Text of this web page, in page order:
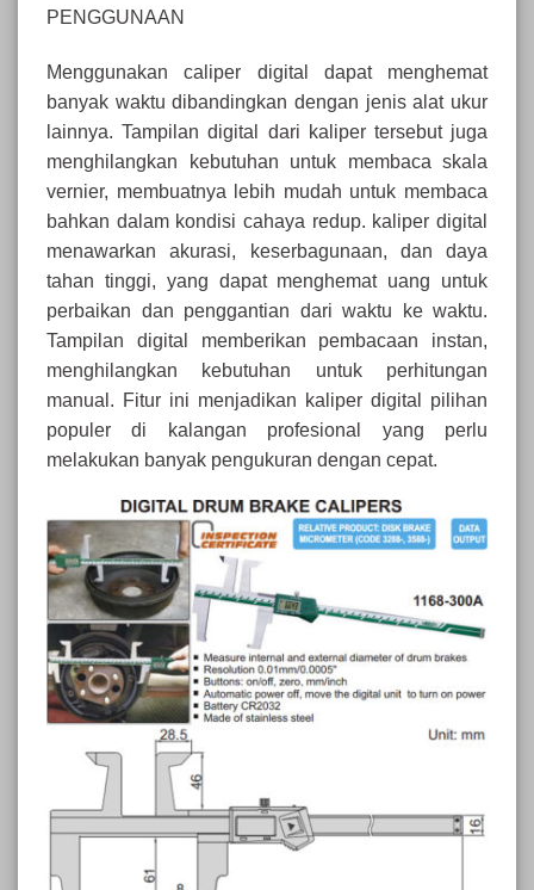
PENGGUNAAN
Menggunakan caliper digital dapat menghemat
banyak waktu dibandingkan dengan jenis alat ukur
lainnya. Tampilan digital dari kaliper tersebut juga
menghilangkan kebutuhan untuk membaca skala
vernier, membuatnya lebih mudah untuk membaca
bahkan dalam kondisi cahaya redup. kaliper digital
menawarkan akurasi, keserbagunaan, dan daya
tahan tinggi, yang dapat menghemat uang untuk
perbaikan dan penggantian dari waktu ke waktu.
Tampilan digital memberikan pembacaan instan,
menghilangkan kebutuhan untuk perhitungan
manual. Fitur ini menjadikan kaliper digital pilihan
populer di kalangan profesional yang perlu
melakukan banyak pengukuran dengan cepat.